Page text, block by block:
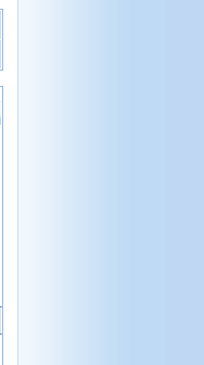
cũng làm người ta ích kỷ